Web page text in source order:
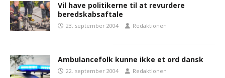
Vil have politikerne til at revurdere
beredskabsaftale
23. september 2004 Redaktionen
Ambulancefolk kunne ikke et ord dansk
22. september 2004 Redaktionen